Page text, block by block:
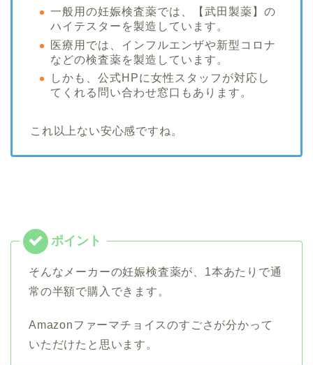
一般用の妊娠検査薬では、【武田製薬】の
ハイテスターを製造しています。
医療用では、インフルエンザや新型コロナ
などの検査薬を製造しています。
しかも、公式HPに女性スタッフが対応し
てくれる問い合わせ窓口もあります。
これ以上ない安心感ですね。
そんなメーカーの妊娠検査薬が、1本あたりで通
常の半額で購入できます。
Amazonファーマチョイスのすごさが分かって
いただけたと思います。